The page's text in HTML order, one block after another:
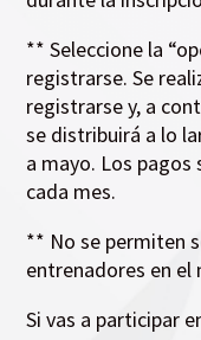
** Seleccione la
registrarse. Se
registrarse y, a
se distribuirá a lo
a mayo. Los pagos
cada mes.
** No se permiten
entrenadores en
Si vas a participar